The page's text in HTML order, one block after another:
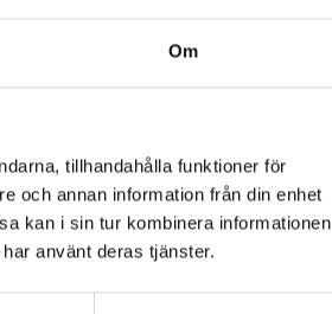
Om
tillhandahålla funktioner för
och annan information från din enhet
kan i sin tur kombinera informationen
använt deras tjänster.